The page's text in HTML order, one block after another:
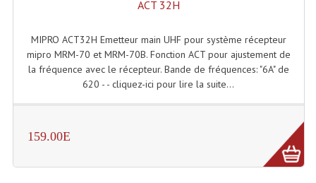
Angles Structure SD250
Angles Structure TRIO290
ACT 32H
MIPRO ACT32H Emetteur main UHF pour système récepteur
mipro MRM-70 et MRM-70B. Fonction ACT pour ajustement de
la fréquence avec le récepteur. Bande de fréquences: "6A" de
620 - - cliquez-ici pour lire la suite...
159.00E